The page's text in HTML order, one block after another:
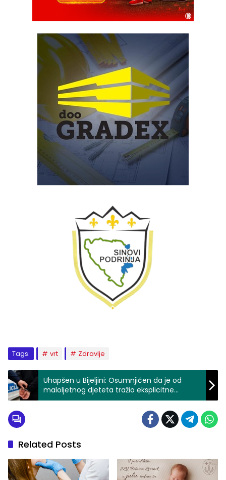
Tags: vrt Zdravlje
Uhapšen u Bijeljini: Osumnjičen da je od
maloljetnog djeteta tražio eksplicitne
fotografije i dogovarao susret
Related Posts